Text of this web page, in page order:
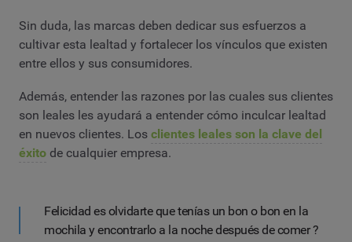
Sin duda, las marcas deben dedicar sus esfuerzos a
cultivar esta lealtad y fortalecer los vínculos que existen
entre ellos y sus consumidores.
Además, entender las razones por las cuales sus clientes
son leales les ayudará a entender cómo inculcar lealtad
en nuevos clientes. Los clientes leales son la clave del
éxito de cualquier empresa.
Felicidad es olvidarte que tenías un bon o bon en la
mochila y encontrarlo a la noche después de comer ?